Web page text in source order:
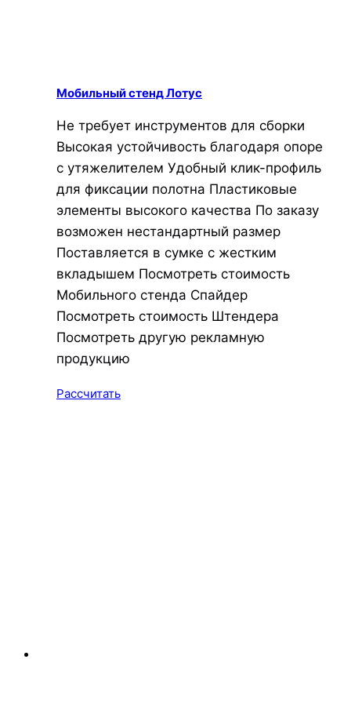
Мобильный стенд Лотус
Не требует инструментов для сборки
Высокая устойчивость благодаря опоре
с утяжелителем Удобный клик-профиль
для фиксации полотна Пластиковые
элементы высокого качества По заказу
возможен нестандартный размер
Поставляется в сумке с жестким
вкладышем Посмотреть стоимость
Мобильного стенда Спайдер
Посмотреть стоимость Штендера
Посмотреть другую рекламную
продукцию
Рассчитать